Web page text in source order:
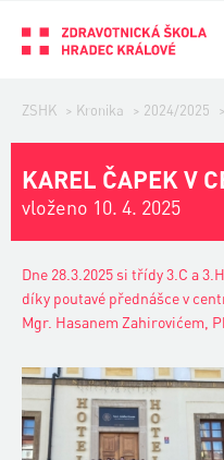
ZSHK > Kronika > 2024/2025 >
KAREL ČAPEK V
vloženo 10. 4. 2025
Dne 28.3.2025 si třídy 3.C a
díky poutavé přednášce v
Mgr. Hasanem Zahirovićem,